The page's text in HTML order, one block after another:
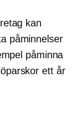
kan
påminnelser
påminna
ett år